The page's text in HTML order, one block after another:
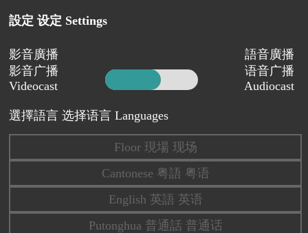
設定 设定 Settings
影音廣播
影音广播
Videocast
語音廣播
语音广播
Audiocast
選擇語言 选择语言 Languages
Floor 現場 现场
Cantonese 粤語 粤语
English 英語 英语
Putonghua 普通話 普通话